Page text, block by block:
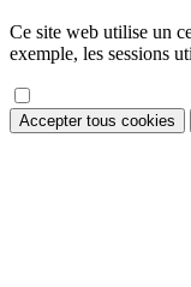
Ce site web utilise un
exemple, les sessions
Accepter tous cookies